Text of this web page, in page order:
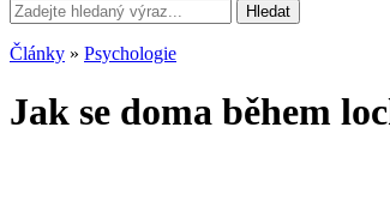
Hledat
Články » Psychologie
Jak se doma během